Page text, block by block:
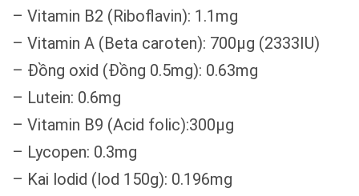
– Vitamin B2 (Riboflavin): 1.1mg
– Vitamin A (Beta caroten): 700µg (2333IU)
– Đồng oxid (Đồng 0.5mg): 0.63mg
– Lutein: 0.6mg
– Vitamin B9 (Acid folic):300µg
– Lycopen: 0.3mg
– Kai lodid (lod 150g): 0.196mg